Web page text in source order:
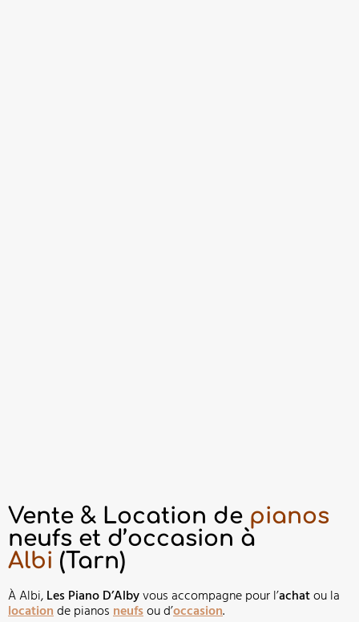
Vente & Location de pianos
neufs et d’occasion à
Albi (Tarn)
À Albi,Les Piano D’Albyvous accompagne pour l’achatou la
locationde pianosneufsou d’occasion.